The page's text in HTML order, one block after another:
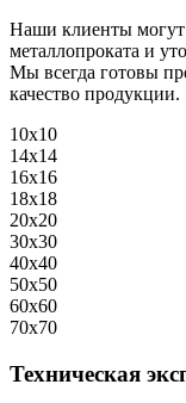
Наши клиенты могут
металлопроката и
Мы всегда готовы
качество продукции.
10х10
14х14
16х16
18х18
20х20
30х30
40х40
50х50
60х60
70х70
Техническая